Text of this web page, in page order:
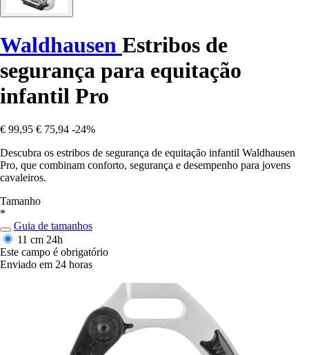
Waldhausen Estribos de
segurança para equitação
infantil Pro
€ 99,95 € 75,94 -24%
Descubra os estribos de segurança de equitação infantil Waldhausen
Pro, que combinam conforto, segurança e desempenho para jovens
cavaleiros.
Tamanho
*
Guia de tamanhos
11 cm 24h
Este campo é obrigatório
Enviado em 24 horas